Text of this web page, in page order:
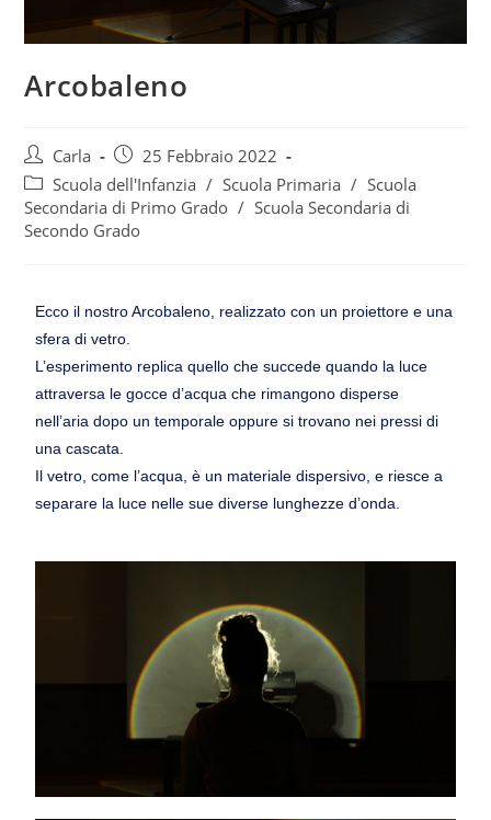
Arcobaleno
Carla
25 Febbraio 2022
Scuola dell'Infanzia / Scuola Primaria / Scuola
Secondaria di Primo Grado / Scuola Secondaria di
Secondo Grado
Ecco il nostro Arcobaleno, realizzato con un proiettore e una
sfera di vetro.
L’esperimento replica quello che succede quando la luce
attraversa le gocce d’acqua che rimangono disperse
nell’aria dopo un temporale oppure si trovano nei pressi di
una cascata.
Il vetro, come l’acqua, è un materiale dispersivo, e riesce a
separare la luce nelle sue diverse lunghezze d’onda.